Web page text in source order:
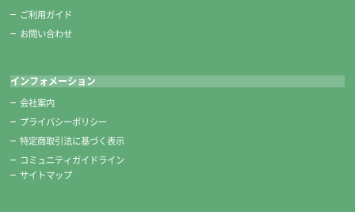
ご利用ガイド
お問い合わせ
インフォメーション
会社案内
プライバシーポリシー
特定商取引法に基づく表示
コミュニティガイドライン
サイトマップ